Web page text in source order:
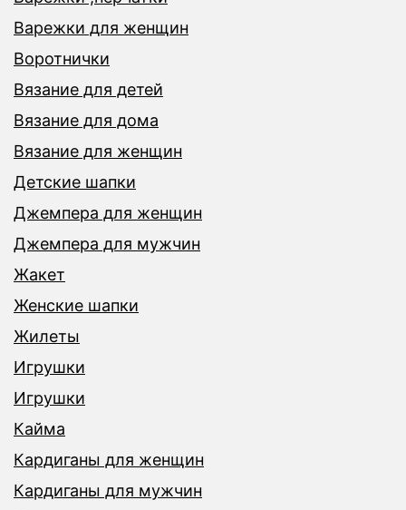
Варежки для женщин
Воротнички
Вязание для детей
Вязание для дома
Вязание для женщин
Детские шапки
Джемпера для женщин
Джемпера для мужчин
Жакет
Женские шапки
Жилеты
Игрушки
Игрушки
Кайма
Кардиганы для женщин
Кардиганы для мужчин